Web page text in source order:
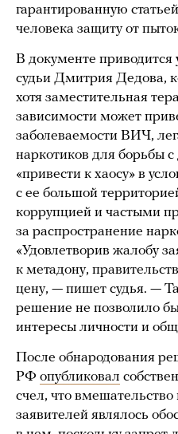
гарантированную
человека защиту от
В документе приводится
судьи Дмитрия Дедова,
хотя заместительная
зависимости может
заболеваемости ВИЧ,
наркотиков для борьбы
«привести к хаосу» в
с ее большой
коррупцией и частыми
за распространение
«Удовлетворив жалобу
к метадону,
цену, — пишет судья. —
решение не позволило
интересы личности и
После обнародования
РФ опубликовал
счел, что вмешательство
заявителей являлось